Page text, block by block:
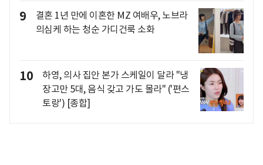
9
결혼 1년 만에 이혼한 MZ 여배우, 노브라
의심케 하는 청순 가디건룩 소화
10
하영, 의사 집안 본가 스케일이 달라 "냉
장고만 5대, 음식 갖고 가도 몰라" ('편스
토랑') [종합]